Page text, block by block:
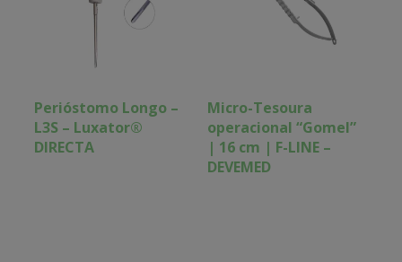
Perióstomo Longo –
L3S – Luxator®
DIRECTA
Micro-Tesoura
operacional “Gomel”
| 16 cm | F-LINE –
DEVEMED